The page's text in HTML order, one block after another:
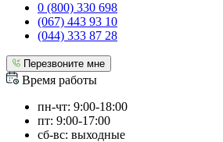
0 (800) 330 698
(067) 443 93 10
(044) 333 87 28
Перезвоните мне
Время работы
пн-чт: 9:00-18:00
пт: 9:00-17:00
сб-вс: выходные